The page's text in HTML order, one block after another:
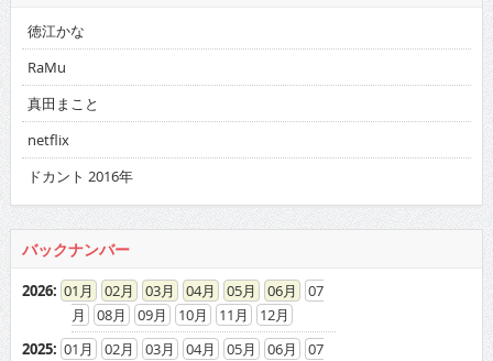
徳江かな
RaMu
真田まこと
netflix
ドカント 2016年
バックナンバー
2026: 01 02 03 04 05 06
07
08
09 10 11
12
2025: 01 02 03 04 05 06
07